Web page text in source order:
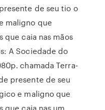
de seu tio o
maligno que
que caia nas mãos
A Sociedade do
chamada Terra-
presente de seu
e maligno que
que caia nas um